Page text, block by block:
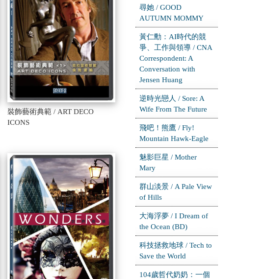
裝飾藝術典範 / ART DECO
ICONS
尋她 / GOOD
AUTUMN MOMMY
黃仁勳：AI時代的競
爭、工作與領導 / CNA
Correspondent: A
Conversation with
Jensen Huang
逆時光戀人 / Sore: A
Wife From The Future
飛吧！熊鷹 / Fly!
Mountain Hawk-Eagle
魅影巨星 / Mother
Mary
群山淡景 / A Pale View
of Hills
大海浮夢 / I Dream of
the Ocean (BD)
科技拯救地球 / Tech to
Save the World
104歲哲代奶奶：一個